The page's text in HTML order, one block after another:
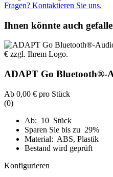
Fragen? Kontaktieren Sie uns.
Ihnen könnte auch
ADAPT Go Bluetooth®-
Ab 0,00 € pro Stück
(0)
Ab: 10 Stück
Sparen Sie bis zu 29%
Material: ABS, Plastik
Bestand wird geprüft
Konfigurieren